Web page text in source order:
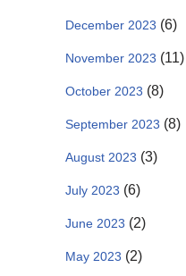
December 2023 (6)
November 2023 (11)
October 2023 (8)
September 2023 (8)
August 2023 (3)
July 2023 (6)
June 2023 (2)
May 2023 (2)